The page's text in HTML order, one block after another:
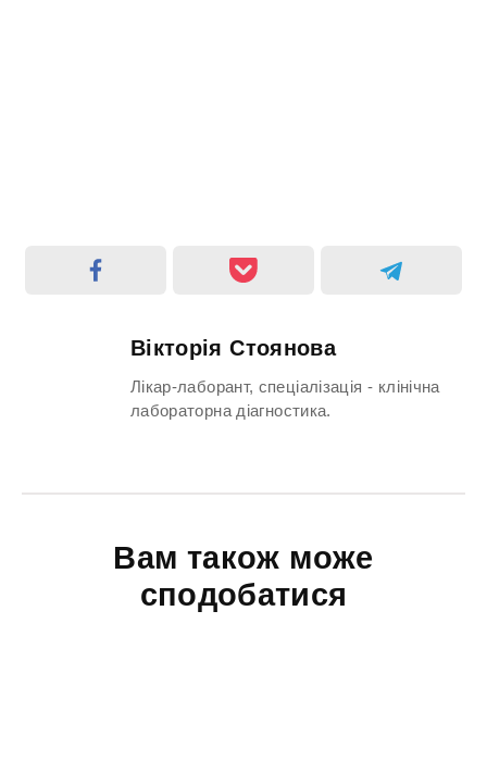
Вікторія Стоянова
Лікар-лаборант, спеціалізація - клінічна
лабораторна діагностика.
Вам також може
сподобатися